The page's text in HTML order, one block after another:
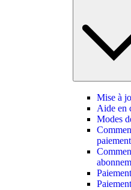
Mise à
Aide en
Modes
paiement